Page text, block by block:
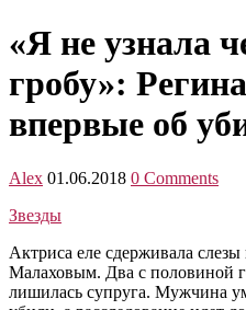
«Я не узнала
гробу»:
впервые об
Alex 01.06.2018 0 Comments
Звезды
Актриса еле сдерживала
Малаховым. Два с половиной
лишилась супруга. Мужчина